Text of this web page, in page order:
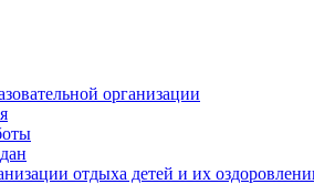
организации
отдыха детей и их